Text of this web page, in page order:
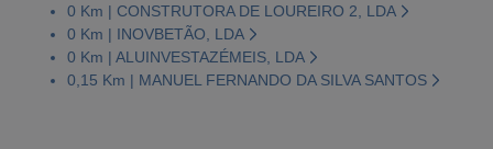
0 Km | CONSTRUTORA DE LOUREIRO 2, LDA
0 Km | INOVBETÃO, LDA
0 Km | ALUINVESTAZÉMEIS, LDA
0,15 Km | MANUEL FERNANDO DA SILVA SANTOS